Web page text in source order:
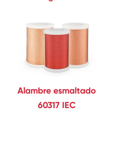
Alambre esmaltado
60317 IEC